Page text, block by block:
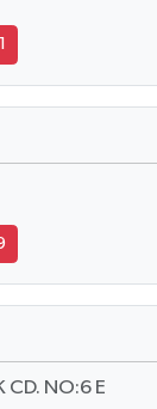
CD. NO:6 E